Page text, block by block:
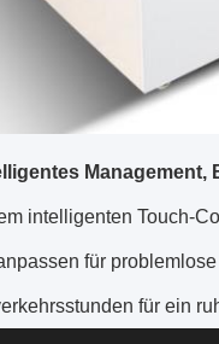
intelligenten Touch-
für
für ein